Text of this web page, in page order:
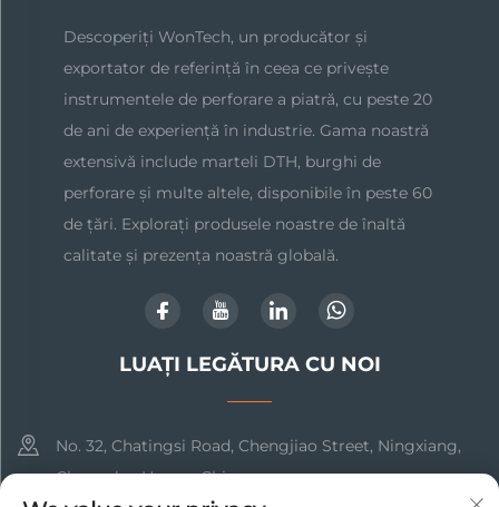
Descoperiți WonTech, un producător și
exportator de referință în ceea ce privește
instrumentele de perforare a piatră, cu peste 20
de ani de experiență în industrie. Gama noastră
extensivă include marteli DTH, burghi de
perforare și multe altele, disponibile în peste 60
de țări. Explorați produsele noastre de înaltă
calitate și prezența noastră globală.
LUAȚI LEGĂTURA CU NOI
No. 32, Chatingsi Road, Chengjiao Street, Ningxiang,
Changsha, Hunan, China